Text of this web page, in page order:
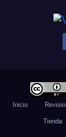
Inicio
Tienda